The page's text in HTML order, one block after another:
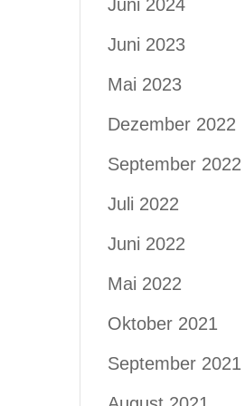
Juni 2024
Juni 2023
Mai 2023
Dezember 2022
September 2022
Juli 2022
Juni 2022
Mai 2022
Oktober 2021
September 2021